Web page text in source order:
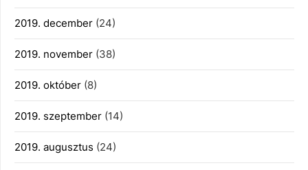
2019. december (24)
2019. november (38)
2019. október (8)
2019. szeptember (14)
2019. augusztus (24)